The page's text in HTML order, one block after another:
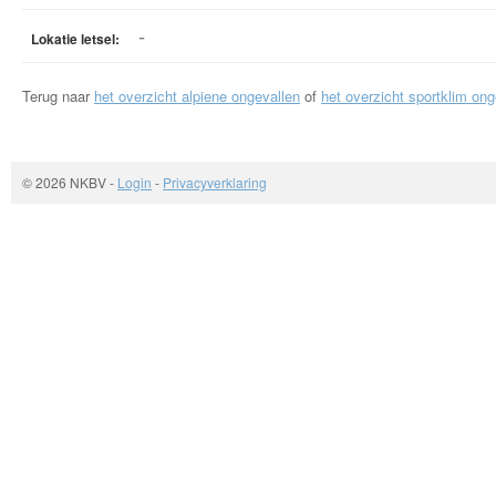
Lokatie letsel: -
Terug naar het overzicht alpiene ongevallen of het overzicht sportklim
© 2026 NKBV- Login - Privacyverklaring